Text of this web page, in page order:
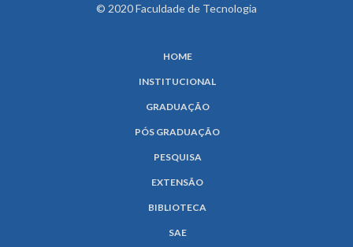
© 2020 Faculdade de Tecnologia
HOME
INSTITUCIONAL
GRADUAÇÃO
PÓS GRADUAÇÃO
PESQUISA
EXTENSÃO
BIBLIOTECA
SAE